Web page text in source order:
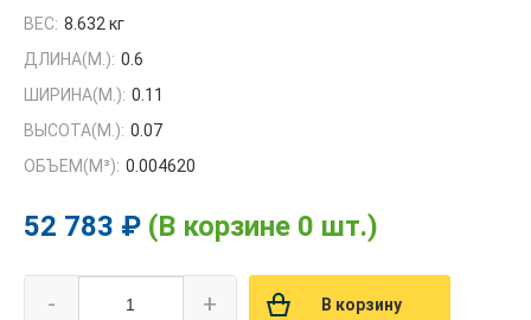
ВЕС: 8.632 кг
ДЛИНА(М.): 0.6
ШИРИНА(М.): 0.11
ВЫСОТА(М.): 0.07
ОБЪЕМ(M³): 0.004620
52 783 ₽ (В корзине 0 шт.)
- + В корзину